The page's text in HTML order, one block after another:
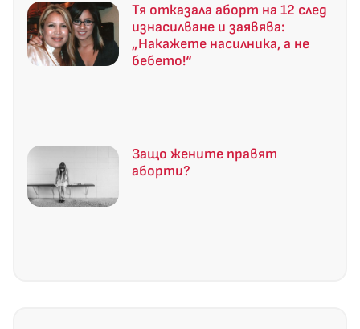
Тя отказала аборт на 12 след
изнасилване и заявява:
„Накажете насилника, а не
бебето!“
Защо жените правят
аборти?